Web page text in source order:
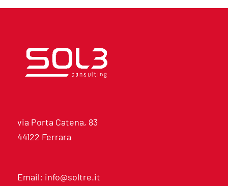
via Porta Catena, 83
44122 Ferrara
Email: info@soltre.it